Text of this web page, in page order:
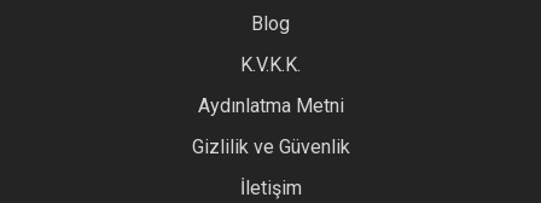
Ürün bilgilerinde hatalar bulunuyor.
Ürün fiyatı diğer sitelerden daha pahalı.
Blog
K.V.K.K.
Aydınlatma Metni
Gizlilik ve Güvenlik
İletişim